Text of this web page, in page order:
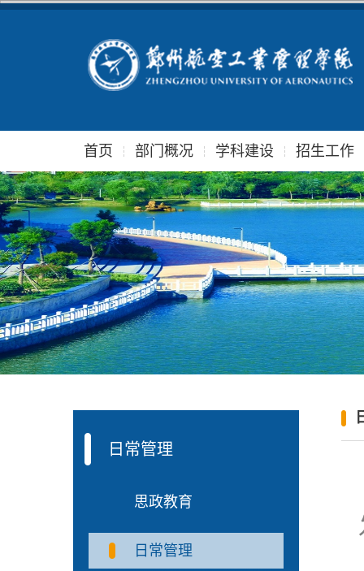
首页 部门概况 学科建设 招生工作
日常管理
思政教育
日常管理